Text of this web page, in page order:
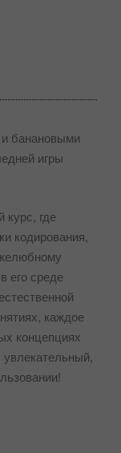
банановыми
игры
курс, где
кодирования,
его среде
каждое
концепциях
увлекательный,